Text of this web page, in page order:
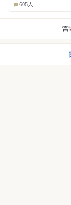
605人
宮